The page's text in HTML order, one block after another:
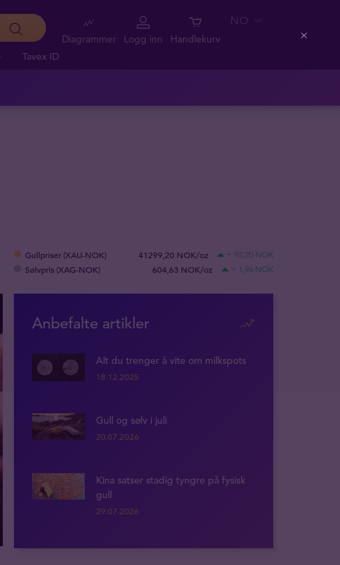
Tavex ID
Diagrammer Logg inn Handlekurv
NO
Gullpriser (XAU-NOK) 41299,20 NOK/oz + 92,20 NOK
Sølvpris (XAG-NOK) 604,63 NOK/oz + 1,96 NOK
Anbefalte artikler
Alt du trenger å vite om milkspots
18.12.2025
Gull og sølv i juli
20.07.2026
Kina satser stadig tyngre på fysisk
gull
29.07.2026
Close